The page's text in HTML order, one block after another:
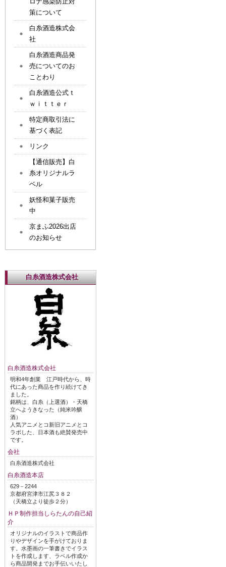
策について
白糸酒造株式会
社
白糸酒造商品発
売についてのお
ことわり
白糸酒造公式ｔ
ｗｉｔｔｅｒ
特定商取引法に
基づく表記
リンク
【通信販売】白
糸オリジナルラ
ベル
妖怪和菓子販売
中
京まふ2026出店
のお知らせ
白糸酒造株式会社
白糸酒造株式会社
明和4年創業 江戸時代から、時
代にあった商品を作り続けてき
ました。
銘柄は、白糸（上選酒）・天橋
立へようきなった（純米吟醸
酒）
人気アニメとコ新旧アニメとコ
ラボした、日本酒も絶賛発売中
です。
会社
白糸酒造株式会社
白糸酒造本店
629－2244
京都府宮津市江尻３８２
（天橋立より徒歩２分）
ＨＰ制作担当しらたんの自己紹
介
オリジナルのイラストで商品作
りやデザインを手がけておりま
す。水墨画の一筆書きでイラス
トを作成します、ラベル作成か
ら商品開発までお手伝いいたし